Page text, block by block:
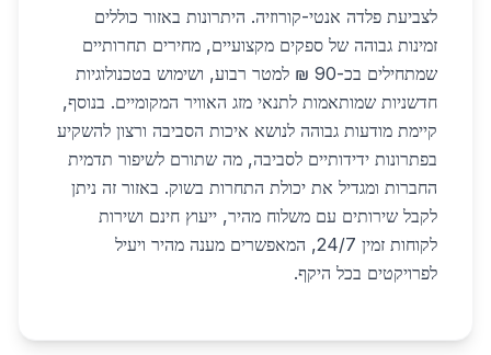
לצביעת פלדה אנטי-קורוזיה. היתרונות באזור כוללים
זמינות גבוהה של ספקים מקצועיים, מחירים תחרותיים
שמתחילים בכ-90 ₪ למטר רבוע, ושימוש בטכנולוגיות
חדשניות שמותאמות לתנאי מזג האוויר המקומיים. בנוסף,
קיימת מודעות גבוהה לנושא איכות הסביבה ורצון להשקיע
בפתרונות ידידותיים לסביבה, מה שתורם לשיפור תדמית
החברות ומגדיל את יכולת התחרות בשוק. באזור זה ניתן
לקבל שירותים עם משלוח מהיר, ייעוץ חינם ושירות
לקוחות זמין 24/7, המאפשרים מענה מהיר ויעיל
לפרויקטים בכל היקף.